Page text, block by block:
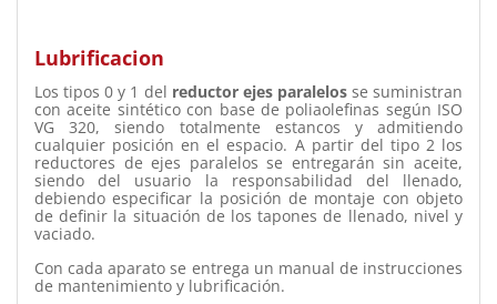
Lubrificacion
Lostipos 0 y 1 del reductor ejes paralelosse suministran
con aceite sintético con base de poliaolefinas según ISO
VG 320, siendo totalmente estancos y admitiendo
cualquier posición en el espacio. A partir del tipo 2 los
reductores deejes paralelos se entregarán sin aceite,
siendo del usuario la responsabilidad del llenado,
debiendo especificar la posición de montaje con objeto
de definir la situación de los tapones de llenado, nivel y
vaciado.
Con cada aparato se entrega un manual de instrucciones
de mantenimiento y lubrificación.